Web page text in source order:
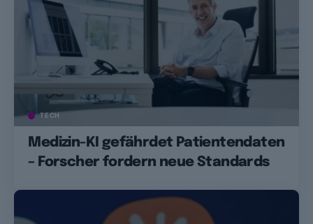
TECH
Medizin-KI gefährdet Patientendaten
– Forscher fordern neue Standards